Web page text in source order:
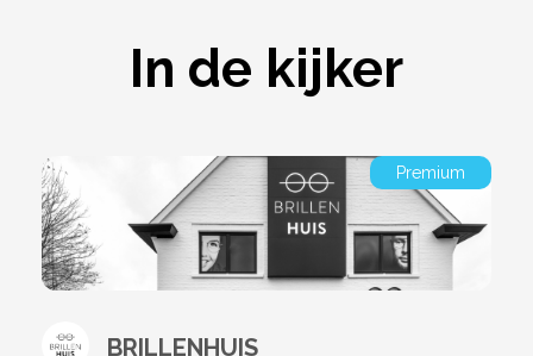
In de kijker
Premium
BRILLENHUIS